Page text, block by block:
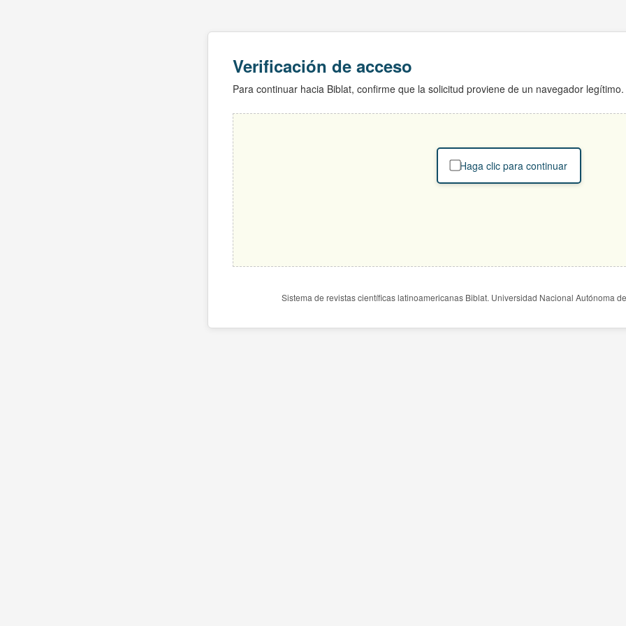
Verificación de acceso
Para continuar hacia Biblat, confirme que la solicitud proviene de un navegador legítimo.
Haga clic para continuar
Sistema de revistas científicas latinoamericanas Biblat. Universidad Nacional Autónoma